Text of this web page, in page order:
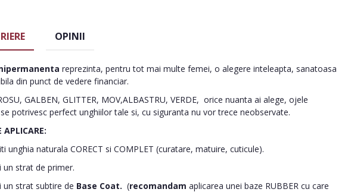
OPINII
reprezinta, pentru tot mai multe femei, o alegere inteleapta, sanatoasa
din punct de vedere financiar.
GALBEN, GLITTER, MOV,ALBASTRU, VERDE, orice nuanta ai alege, ojele
potrivesc perfect unghiilor tale si, cu siguranta nu vor trece neobservate.
APLICARE:
unghia naturala CORECT si COMPLET (curatare, matuire, cuticule).
un strat de primer.
un strat subtire de Base Coat. (recomandam aplicarea unei baze RUBBER cu care